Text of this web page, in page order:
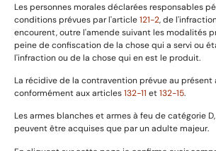
Les personnes morales déclarées responsables
conditions prévues par l'article121-2, de
encourent, outre l'amende suivant les modalités
peine de confiscation de la chose qui a servi ou
l'infraction ou de la chose qui en est le produit.
La récidive de la contravention prévue au
conformément aux articles132-11 et132-15.
Les armes blanches et armes à feu de catégorie
peuvent être acquises que par un adulte majeur.
Contact
Copyright © 2025 GaillardAvant
réservées. Boosté parPassionseo